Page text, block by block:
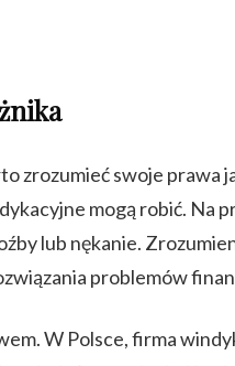
zrozumieć swoje prawa
mogą robić. Na
lub nękanie.
problemów
W Polsce, firma